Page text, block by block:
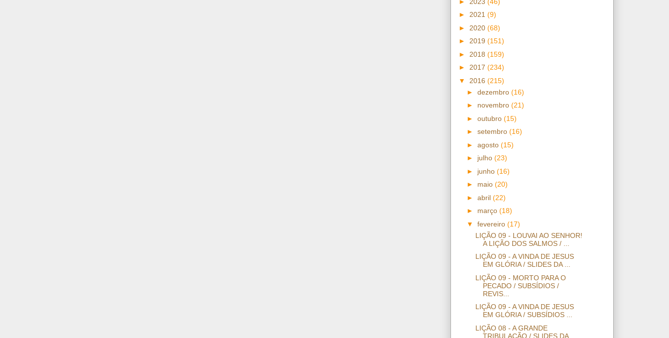
► 2021 (9)
► 2020 (68)
► 2019 (151)
► 2018 (159)
► 2017 (234)
▼ 2016 (215)
►dezembro(16)
► novembro(21)
►outubro(15)
►setembro(16)
►agosto(15)
► julho(23)
► junho(16)
► maio(20)
►abril(22)
► março(18)
▼fevereiro(17)
LIÇÃO 09 - LOUVAI AO SENHOR!
A LIÇÃO DOS SALMOS / ...
LIÇÃO 09 - A VINDA DE JESUS
EM GLÓRIA / SLIDES DA ...
LIÇÃO 09 - MORTO PARA O
PECADO / SUBSÍDIOS /
REVIS...
LIÇÃO 09 - A VINDA DE JESUS
EM GLÓRIA / SUBSÍDIOS ...
LIÇÃO 08 - A GRANDE
TRIBULAÇÃO / SLIDES DA